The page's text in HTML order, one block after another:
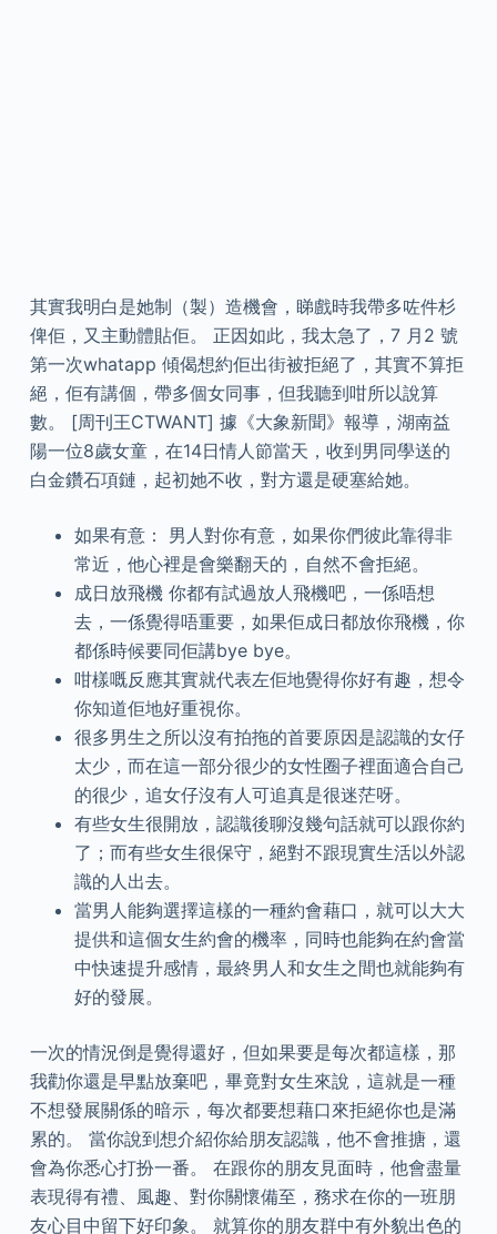
其實我明白是她制（製）造機會，睇戲時我帶多咗件杉
俾佢，又主動體貼佢。 正因如此，我太急了，7 月2 號
第一次whatapp 傾偈想約佢出街被拒絕了，其實不算拒
絕，佢有講個，帶多個女同事，但我聽到咁所以說算
數。 [周刊王CTWANT] 據《大象新聞》報導，湖南益
陽一位8歲女童，在14日情人節當天，收到男同學送的
白金鑽石項鏈，起初她不收，對方還是硬塞給她。
如果有意： 男人對你有意，如果你們彼此靠得非
常近，他心裡是會樂翻天的，自然不會拒絕。
成日放飛機 你都有試過放人飛機吧，一係唔想
去，一係覺得唔重要，如果佢成日都放你飛機，你
都係時候要同佢講bye bye。
咁樣嘅反應其實就代表左佢地覺得你好有趣，想令
你知道佢地好重視你。
很多男生之所以沒有拍拖的首要原因是認識的女仔
太少，而在這一部分很少的女性圈子裡面適合自己
的很少，追女仔沒有人可追真是很迷茫呀。
有些女生很開放，認識後聊沒幾句話就可以跟你約
了；而有些女生很保守，絕對不跟現實生活以外認
識的人出去。
當男人能夠選擇這樣的一種約會藉口，就可以大大
提供和這個女生約會的機率，同時也能夠在約會當
中快速提升感情，最終男人和女生之間也就能夠有
好的發展。
一次的情況倒是覺得還好，但如果要是每次都這樣，那
我勸你還是早點放棄吧，畢竟對女生來說，這就是一種
不想發展關係的暗示，每次都要想藉口來拒絕你也是滿
累的。 當你說到想介紹你給朋友認識，他不會推搪，還
會為你悉心打扮一番。 在跟你的朋友見面時，他會盡量
表現得有禮、風趣、對你關懷備至，務求在你的一班朋
友心目中留下好印象。 就算你的朋友群中有外貌出色的